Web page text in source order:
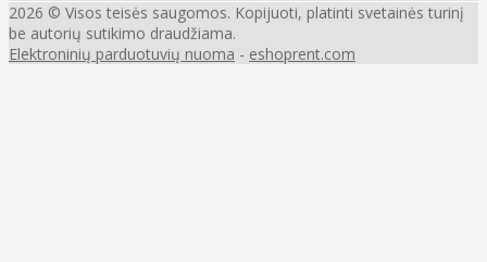
2026 © Visos teisės saugomos. Kopijuoti, platinti svetainės turinį
be autorių sutikimo draudžiama.
Elektroninių parduotuvių nuoma - eshoprent.com